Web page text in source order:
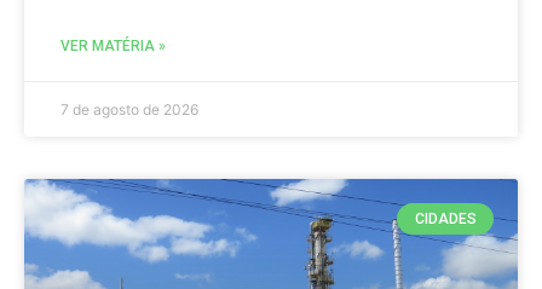
VER MATÉRIA »
7 de agosto de 2026
CIDADES